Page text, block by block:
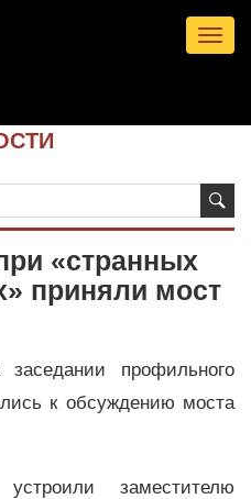
«странных
приняли мост
профильного
к обсуждению моста
заместителю